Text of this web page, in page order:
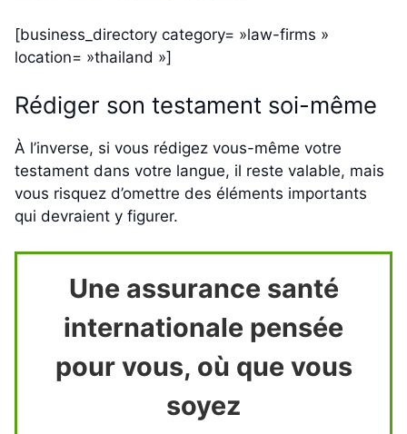
[business_directory category= »law-firms »
location= »thailand »]
Rédiger son testament soi-même
À l’inverse, si vous rédigez vous-même votre
testament dans votre langue, il reste valable, mais
vous risquez d’omettre des éléments importants
qui devraient y figurer.
Une assurance santé
internationale pensée
pour vous, où que vous
soyez